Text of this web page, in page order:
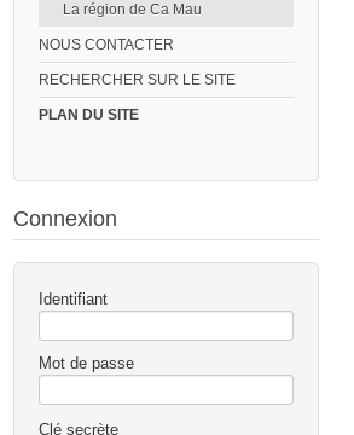
La région de Ca Mau
NOUS CONTACTER
RECHERCHER SUR LE SITE
PLAN DU SITE
Connexion
Identifiant
Mot de passe
Clé secrète